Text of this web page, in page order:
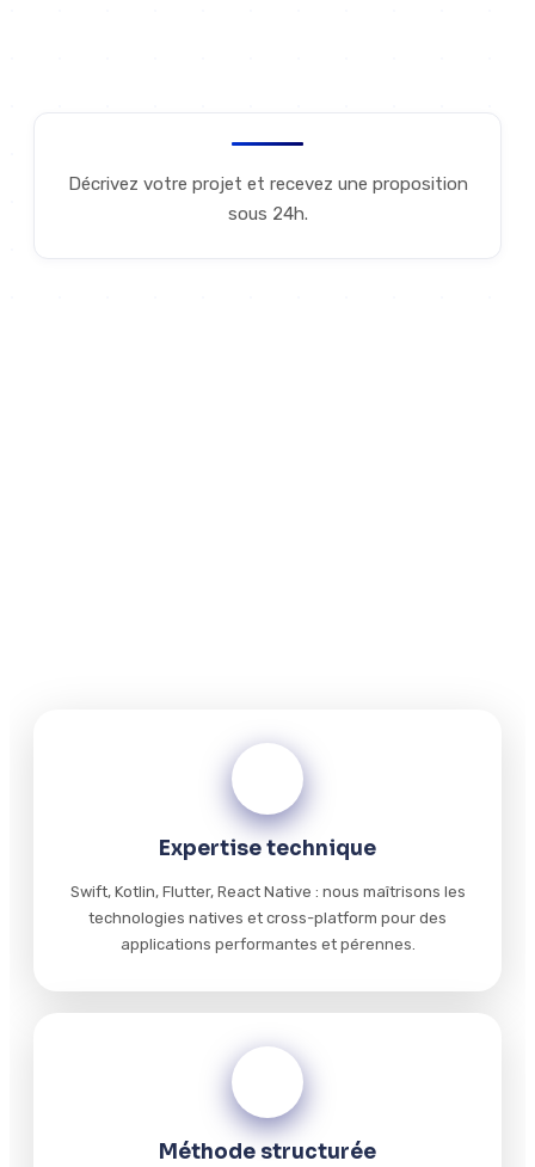
Décrivez votre projet et recevez une proposition
sous 24h.
Expertise technique
Swift, Kotlin, Flutter, React Native : nous maîtrisons les
technologies natives et cross-platform pour des
applications performantes et pérennes.
Méthode structurée